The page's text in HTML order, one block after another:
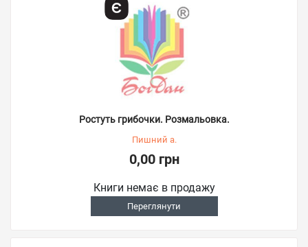
Ростуть грибочки. Розмальовка.
Пишний а.
0,00 грн
Книги немає в продажу
Переглянути